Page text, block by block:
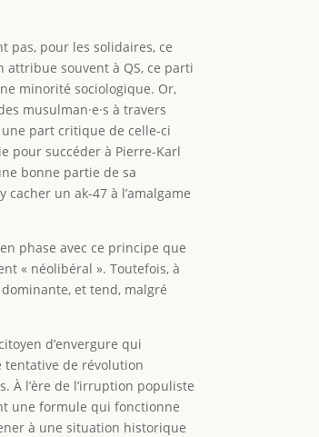
pas, pour les solidaires, ce
attribue souvent à QS, ce parti
minorité sociologique. Or,
musulman·e·s à travers
part critique de celle-ci
pour succéder à Pierre-Karl
bonne partie de sa
un ak-47 à l’amalgame
phase avec ce principe que
« néolibéral ». Toutefois, à
et tend, malgré
d’envergure qui
tentative de révolution
À l’ère de l’irruption populiste
une formule qui fonctionne
à une situation historique